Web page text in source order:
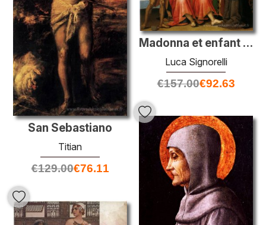
Madonna et enfant avec des saints
Luca Signorelli
€157.00€92.63
San Sebastiano
Titian
€129.00€76.11